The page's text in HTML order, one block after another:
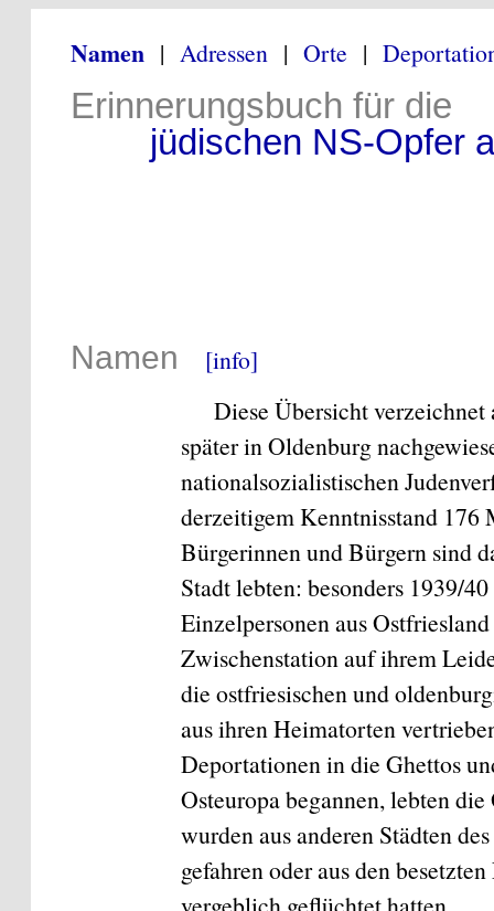
Namen | Adressen | Orte |
Erinnerungsbuch für die
jüdischen NS-Opfer
Namen
[info]
Diese Übersicht verzeichnet
später in Oldenburg
nationalsozialistischen
derzeitigem Kenntnisstand 176
Bürgerinnen und Bürgern sind
Stadt lebten: besonders 1939/
Einzelpersonen aus
Zwischenstation auf ihrem
die ostfriesischen und
aus ihren Heimatorten
Deportationen in die Ghettos
Osteuropa begannen, lebten
wurden aus anderen Städten
gefahren oder aus den